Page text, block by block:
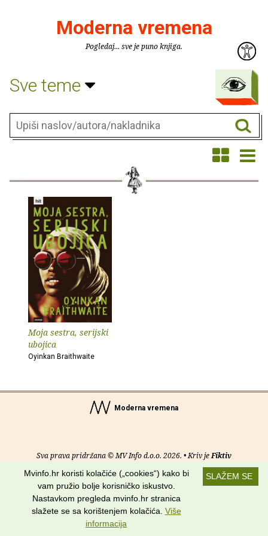
Moderna vremena
Pogledaj... sve je puno knjiga.
Sve teme
Moja sestra, serijski
ubojica
Oyinkan Braithwaite
Moderna vremena
Sva prava pridržana © MV Info d.o.o. 2026. • Kriv jeFiktiv
O nama• Pomoć• Uvjeti korištenja•RSS kanali
Potraži nas na:
SLAŽEM SE
Mvinfo.hr koristi kolačiće („cookies“) kako bi
vam pružio bolje korisničko iskustvo.
Nastavkom pregleda mvinfo.hr stranica
slažete se sa korištenjem kolačića. Više
informacija